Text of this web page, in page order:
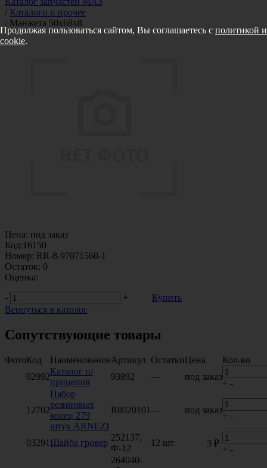
/ Каталоги и прочее
/ Манжета 50х68х8
Цена: под заказ
Код:16150
Номер: RR-8-97071560-1
Остаток: 0
Оценка:
-
+
Купить
Вернуться в каталог
Сопутствующие товары
ФотоКод НаименованиеАртикул ОстаткиЦена
Кол-во
02992
Каталог п/
прицепов
93892 — под заказ
+ -
12702
Набор
резиновых
колец 279
штук ARNEZI
R8020101— под заказ
+ -
03291 Шайба гровер
252137,
Ф-12
12 шт. 3 ₽
+ -
264040-
Продолжая пользоваться сайтом, Вы соглашаетесь с политикой
cookie.